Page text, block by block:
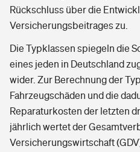
Rückschluss über die
Versicherungsbeitrages zu.
Die Typklassen spiegeln die
eines jeden in Deutschland
wider. Zur Berechnung der
Fahrzeugschäden und die
Reparaturkosten der letzten
jährlich wertet der
Versicherungswirtschaft